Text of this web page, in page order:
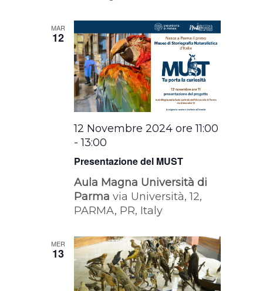
MAR
12
Presentazione del MUST
12 Novembre 2024 ore 11:00
-13:00
Aula Magna Università di
Parmavia Università, 12,
PARMA, PR, Italy
MER
13